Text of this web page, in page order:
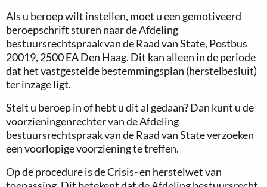
Als u beroep wilt instellen, moet u een gemotiveerd
beroepschrift sturen naar de Afdeling
bestuursrechtspraak van de Raad van State, Postbus
20019, 2500 EA Den Haag. Dit kan alleen in de periode
dat het vastgestelde bestemmingsplan (herstelbesluit)
ter inzage ligt.
Stelt u beroep in of hebt u dit al gedaan? Dan kunt u de
voorzieningenrechter van de Afdeling
bestuursrechtspraak van de Raad van State verzoeken
een voorlopige voorziening te treffen.
Op de procedure is de Crisis- en herstelwet van